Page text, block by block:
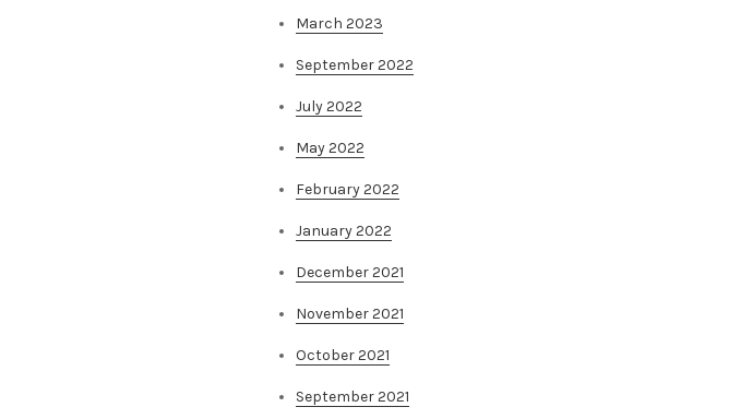
March 2023
September 2022
July 2022
May 2022
February 2022
January 2022
December 2021
November 2021
October 2021
September 2021